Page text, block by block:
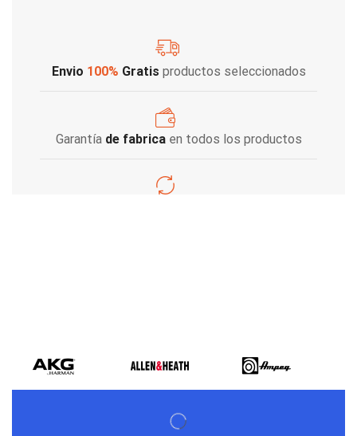
Envio 100% Gratis productos seleccionados
Garantía de fabricaen todos los productos